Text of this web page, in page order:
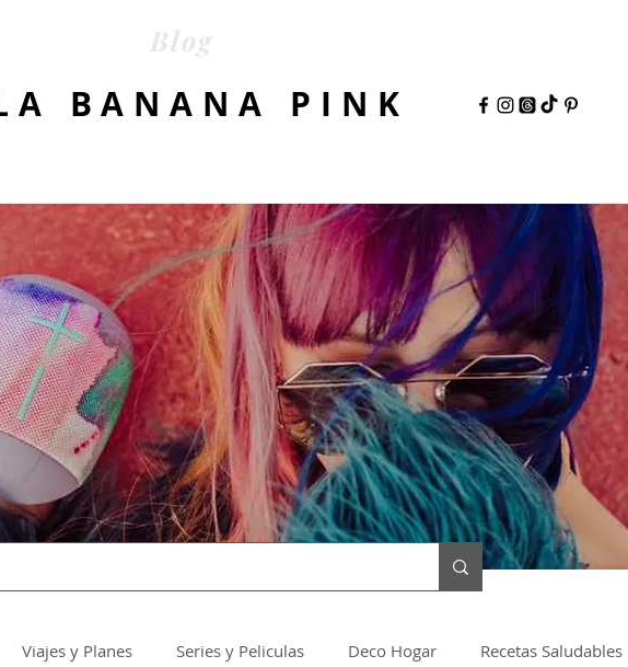
Blog
BANANA PINK
Viajes y Planes Series y Peliculas Deco Hogar Recetas Saludables